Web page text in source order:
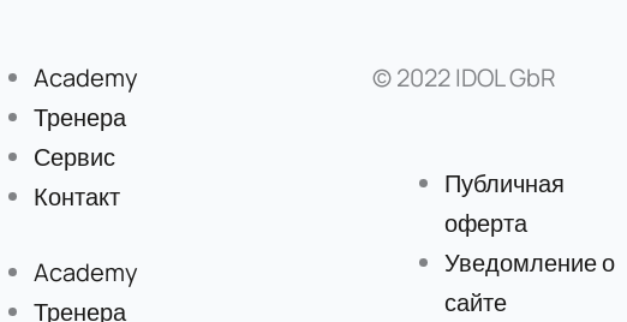
Academy
Тренера
Сервис
Контакт
Academy
Тренера
© 2022 IDOL GbR
Публичная
оферта
Уведомление о
сайте